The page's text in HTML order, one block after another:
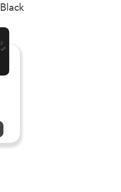
Black